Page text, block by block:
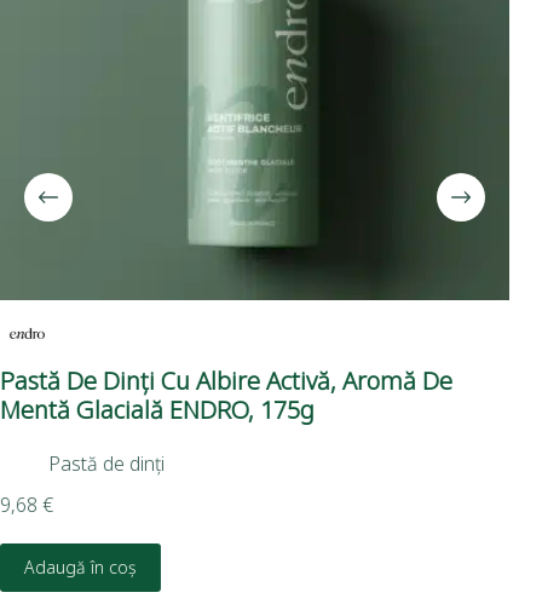
Pastă De Dinți Cu Albire Activă, Aromă De
Mentă Glacială ENDRO, 175g
Pastă de dinți
9,68 €
Adaugă în coș